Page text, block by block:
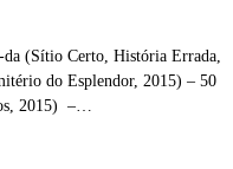
(Sítio Certo, História Errada,
do Esplendor, 2015) – 50
2015) –…